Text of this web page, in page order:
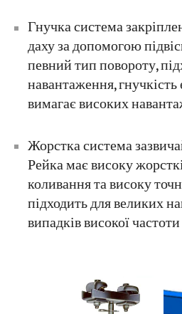
Гнучка система
даху за допомогою
певний тип повороту,
навантаження, гнучкість
вимагає високих
Жорстка система
Рейка має високу
коливання та високу
підходить для великих
випадків високої